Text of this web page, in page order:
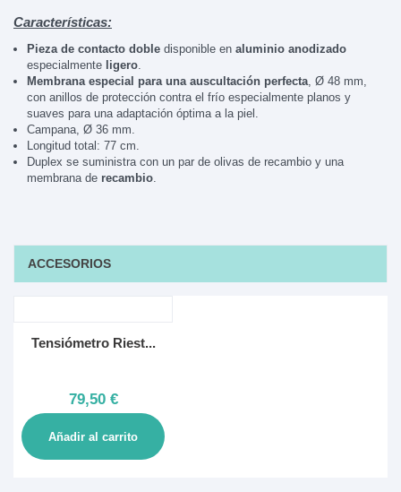
Características:
Pieza de contacto doble disponible en aluminio anodizado
especialmente ligero
Membrana especial para una auscultación perfecta , Ø 48 mm,
con anillos de protección contra el frío especialmente planos y
suaves para una adaptación óptima a la piel.
Campana, Ø 36 mm.
Longitud total: 77 cm.
Duplex se suministra con un par de olivas de recambio y una
membrana de recambio
ACCESORIOS
Tensiómetro Riest...
79,50 €
Añadir al carrito